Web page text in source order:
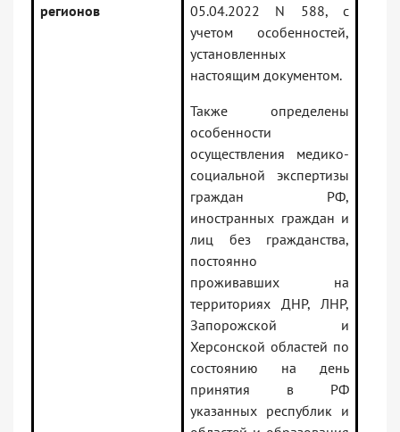
регионов
05.04.2022 N 588, с
учетом особенностей,
установленных
настоящим документом.
Также определены
особенности
осуществления медико-
социальной экспертизы
граждан РФ,
иностранных граждан и
лиц без гражданства,
постоянно
проживавших на
территориях ДНР, ЛНР,
Запорожской и
Херсонской областей по
состоянию на день
принятия в РФ
указанных республик и